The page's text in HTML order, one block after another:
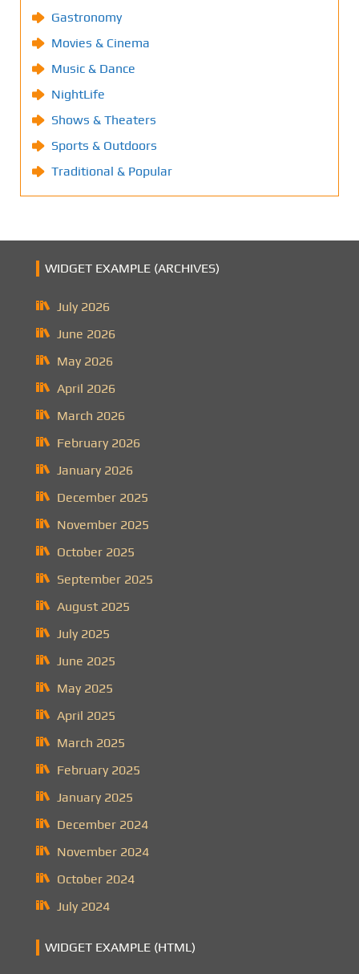
Gastronomy
Movies & Cinema
Music & Dance
NightLife
Shows & Theaters
Sports & Outdoors
Traditional & Popular
WIDGET EXAMPLE (ARCHIVES)
July 2026
June 2026
May 2026
April 2026
March 2026
February 2026
January 2026
December 2025
November 2025
October 2025
September 2025
August 2025
July 2025
June 2025
May 2025
April 2025
March 2025
February 2025
January 2025
December 2024
November 2024
October 2024
July 2024
WIDGET EXAMPLE (HTML)